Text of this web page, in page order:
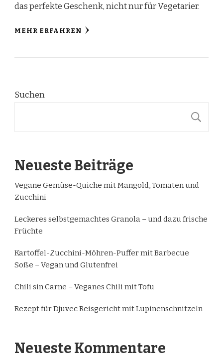
das perfekte Geschenk, nicht nur für Vegetarier.
MEHR ERFAHREN
Suchen
Neueste Beiträge
Vegane Gemüse-Quiche mit Mangold, Tomaten und
Zucchini
Leckeres selbstgemachtes Granola – und dazu frische
Früchte
Kartoffel-Zucchini-Möhren-Puffer mit Barbecue
Soße – Vegan und Glutenfrei
Chili sin Carne – Veganes Chili mit Tofu
Rezept für Djuvec Reisgericht mit Lupinenschnitzeln
Neueste Kommentare